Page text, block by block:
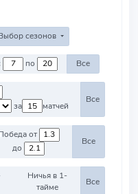
сезонов
с по Все
за
матчей
Все
Победа от
до
Все
Ничья в 1-
тайме
Все